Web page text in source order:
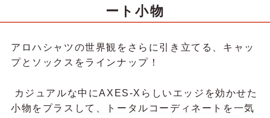
ート小物
アロハシャツの世界観をさらに引き立てる、キャッ
プとソックスをラインナップ！
カジュアルな中にAXES-Xらしいエッジを効かせた
小物をプラスして、トータルコーディネートを一気